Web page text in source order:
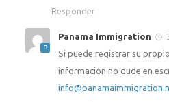
Responder
Panama Immigration
Si puede registrar su
información no dude en